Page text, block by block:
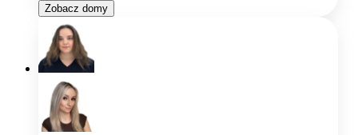
Zobacz domy